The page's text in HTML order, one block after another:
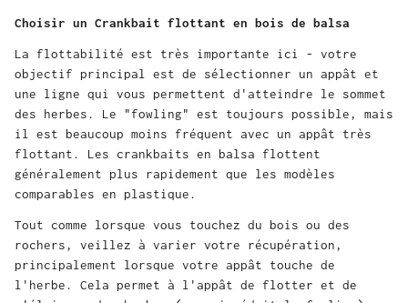
Choisir un Crankbait flottant en bois de balsa
La flottabilité est très importante ici - votre
objectif principal est de sélectionner un appât et
une ligne qui vous permettent d'atteindre le sommet
des herbes. Le "fowling" est toujours possible, mais
il est beaucoup moins fréquent avec un appât très
flottant. Les crankbaits en balsa flottent
généralement plus rapidement que les modèles
comparables en plastique.
Tout comme lorsque vous touchez du bois ou des
rochers, veillez à varier votre récupération,
principalement lorsque votre appât touche de
l'herbe. Cela permet à l'appât de flotter et de